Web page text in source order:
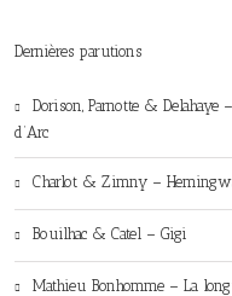
Dernières parutions
Dorison, Parnotte & Delahaye
d’Arc
Charlot & Zimny –
Bouilhac & Catel – Gigi
Mathieu Bonhomme – La